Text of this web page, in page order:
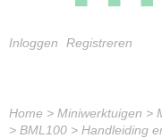
Inloggen Registreren
Home > Miniwerktuigen >
> BML100 > Handleiding